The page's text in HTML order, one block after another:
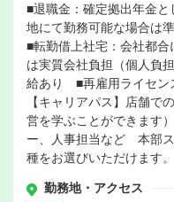
■退職金：確定拠出年金
地にて勤務可能な場合は
■転勤借上社宅：会社都
は実質会社負担（個人負
給あり ■再雇用ライセ
【キャリアパス】店舗で
営を学ぶことができます
ー、人事担当など 本部
種をお選びいただけます。
勤務地・アクセス